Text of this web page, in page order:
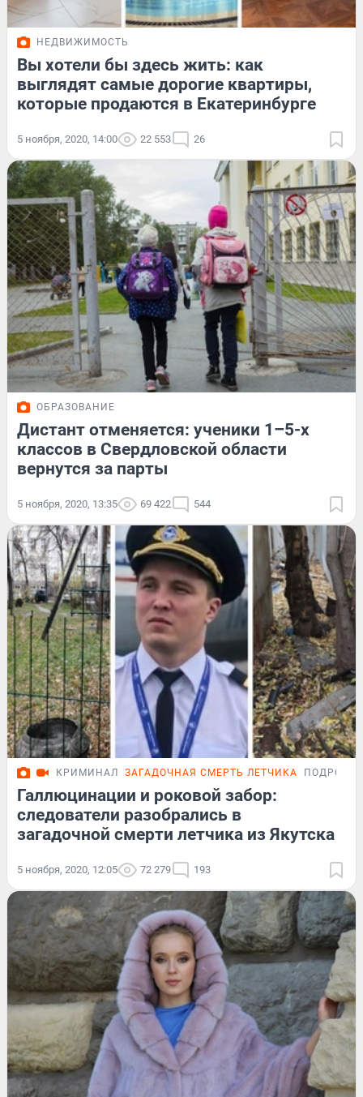
НЕДВИЖИМОСТЬ
Вы хотели бы здесь жить: как
выглядят самые дорогие квартиры,
которые продаются в Екатеринбурге
5 ноября, 2020, 14:00 22 553 26
ОБРАЗОВАНИЕ
Дистант отменяется: ученики 1–5-х
классов в Свердловской области
вернутся за парты
5 ноября, 2020, 13:35 69 422 544
КРИМИНАЛ ЗАГАДОЧНАЯ СМЕРТЬ ЛЕТЧИКА
Галлюцинации и роковой забор:
следователи разобрались в
загадочной смерти летчика из Якутска
5 ноября, 2020, 12:05 72 279 193